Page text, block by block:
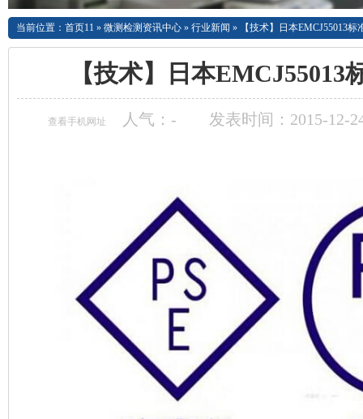
当前位置： 首页11 » 微测检测资讯中心 » 行业新闻 » 【技术】日本EMCJ55013标
【技术】日本EMCJ55013
查看手机网址 人气： - 发表时间：2015-12-